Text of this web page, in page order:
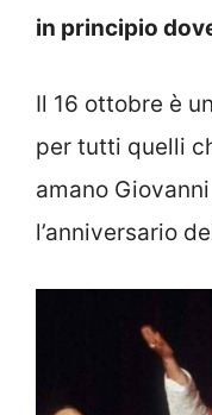
in principio
Il 16 ottobre è
per tutti quelli
amano
l’anniversario